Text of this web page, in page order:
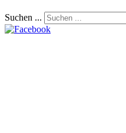
Suchen ...